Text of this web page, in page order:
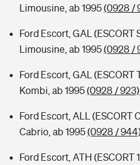
Limousine, ab 1995(0928 /
Ford Escort, GAL (ESCORT
Limousine, ab 1995(0928 /
Ford Escort, GAL (ESCORT
Kombi, ab 1995(0928 / 923)
Ford Escort, ALL (ESCORT
Cabrio, ab 1995(0928 /
Ford Escort, ATH (ESCORT